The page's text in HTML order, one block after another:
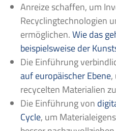
Anreize schaffen, um
Recyclingtechnologien
ermöglichen.Wie das
beispielsweise der
Die Einführung
auf europäischer Ebene,
recycelten Materialien
Die Einführung von
Cycle, um